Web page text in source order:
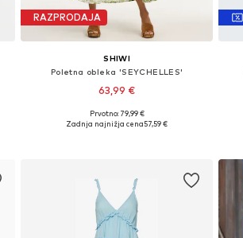
RAZPRODAJA
SHIWI
Poletna obleka 'SEYCHELLES'
63,99 €
Razpoložljive velikosti: 34, 36, 38, 40, 42
Prvotno: 79,99 €
Zadnja najnižja cena57,59 €